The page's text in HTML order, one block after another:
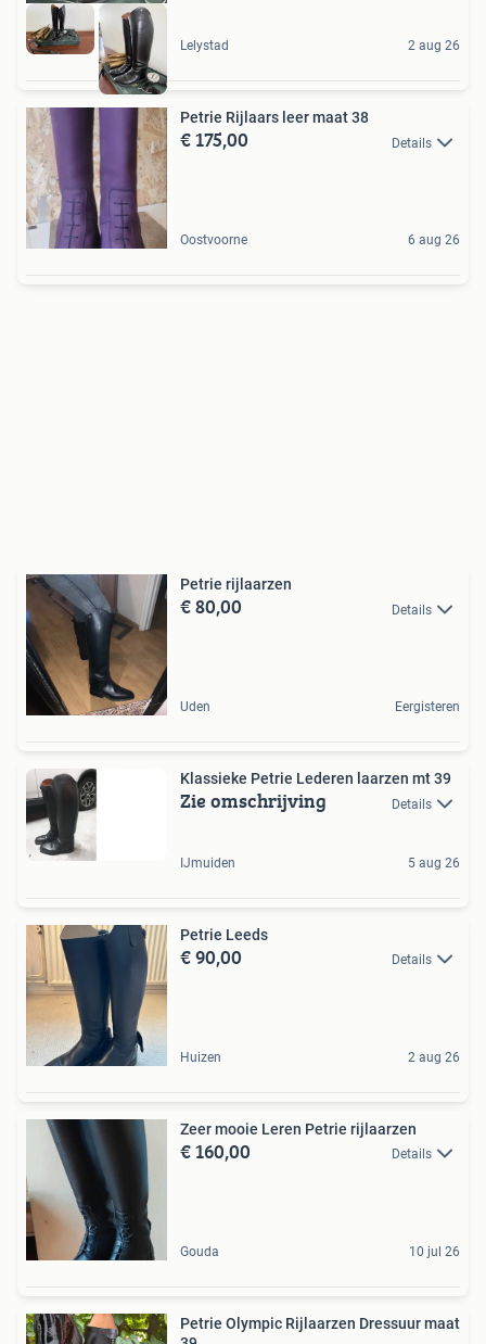
Lelystad 2 aug 26
Petrie Rijlaars leer maat 38
€ 175,00 Details
Oostvoorne 6 aug 26
Petrie rijlaarzen
€ 80,00 Details
Uden Eergisteren
Klassieke Petrie Lederen laarzen mt 39
Zie omschrijving Details
IJmuiden 5 aug 26
Petrie Leeds
€ 90,00 Details
Huizen 2 aug 26
Zeer mooie Leren Petrie rijlaarzen
€ 160,00 Details
Gouda 10 jul 26
Petrie Olympic Rijlaarzen Dressuur maat